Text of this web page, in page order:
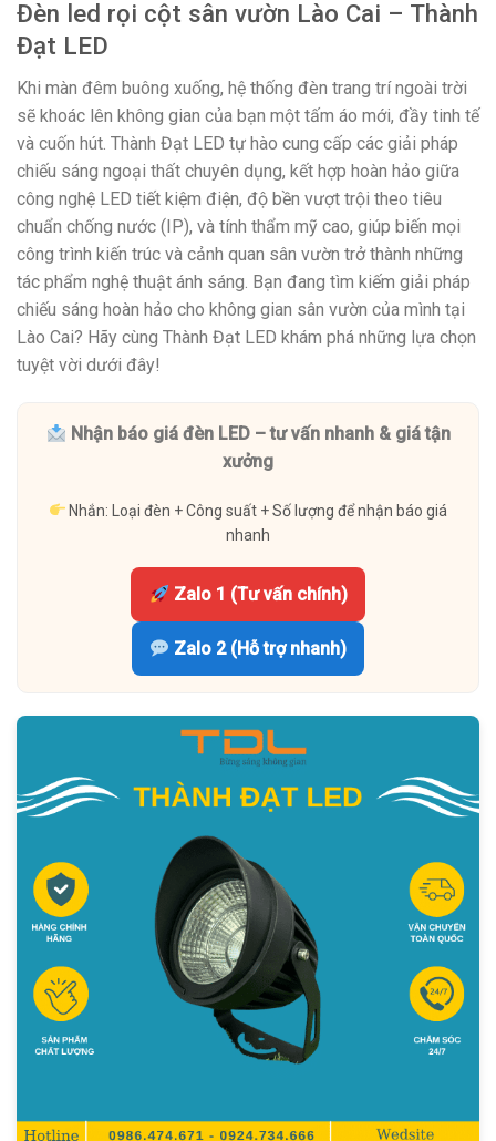
Đèn led rọi cột sân vườn Lào Cai – Thành
Đạt LED
Khi màn đêm buông xuống, hệ thống đèn trang trí ngoài trời
sẽ khoác lên không gian của bạn một tấm áo mới, đầy tinh tế
và cuốn hút. Thành Đạt LED tự hào cung cấp các giải pháp
chiếu sáng ngoại thất chuyên dụng, kết hợp hoàn hảo giữa
công nghệ LED tiết kiệm điện, độ bền vượt trội theo tiêu
chuẩn chống nước (IP), và tính thẩm mỹ cao, giúp biến mọi
công trình kiến trúc và cảnh quan sân vườn trở thành những
tác phẩm nghệ thuật ánh sáng. Bạn đang tìm kiếm giải pháp
chiếu sáng hoàn hảo cho không gian sân vườn của mình tại
Lào Cai? Hãy cùng Thành Đạt LED khám phá những lựa chọn
tuyệt vời dưới đây!
Nhận báo giá đèn LED – tư vấn nhanh & giá tận
xưởng
Nhắn: Loại đèn + Công suất + Số lượng để nhận báo giá
nhanh
Zalo 1 (Tư vấn chính)
Zalo 2 (Hỗ trợ nhanh)